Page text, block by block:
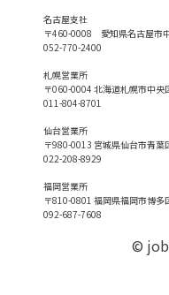
名古屋支社
〒460-0008 愛知県名古屋市
052-770-2400
札幌営業所
〒060-0004 北海道札幌市中
011-804-8701
仙台営業所
〒980-0013 宮城県仙台市青
022-208-8929
福岡営業所
〒810-0801 福岡県福岡市博多
092-687-7608
©